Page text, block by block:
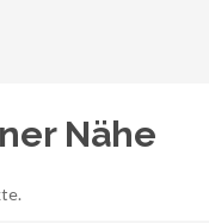
Nähe